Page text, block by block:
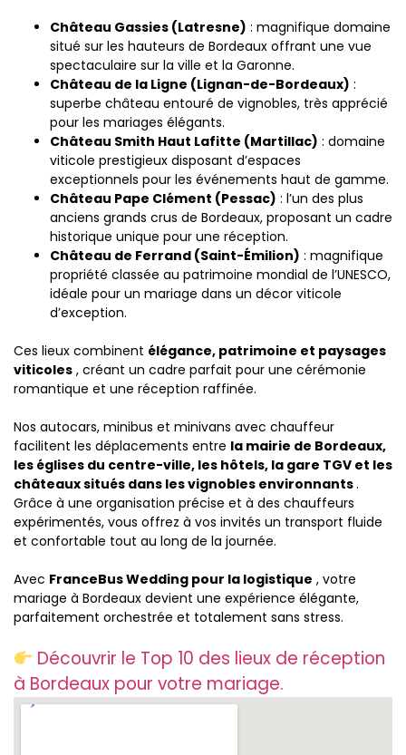
Château Gassies (Latresne) : magnifique domaine
situé sur les hauteurs de Bordeaux offrant une vue
spectaculaire sur la ville et la Garonne.
Château de la Ligne (Lignan-de-Bordeaux) :
superbe château entouré de vignobles, très apprécié
pour les mariages élégants.
Château Smith Haut Lafitte (Martillac) : domaine
viticole prestigieux disposant d’espaces
exceptionnels pour les événements haut de gamme.
Château Pape Clément (Pessac) : l’un des plus
anciens grands crus de Bordeaux, proposant un cadre
historique unique pour une réception.
Château de Ferrand (Saint-Émilion) : magnifique
propriété classée au patrimoine mondial de l’UNESCO,
idéale pour un mariage dans un décor viticole
d’exception.
Ces lieux combinent élégance, patrimoine et paysages
viticoles , créant un cadre parfait pour une cérémonie
romantique et une réception raffinée.
Nos autocars, minibus et minivans avec chauffeur
facilitent les déplacements entre la mairie de Bordeaux,
les églises du centre-ville, les hôtels, la gare TGV et les
châteaux situés dans les vignobles environnants.
Grâce à une organisation précise et à des chauffeurs
expérimentés, vous offrez à vos invités un transport fluide
et confortable tout au long de la journée.
Avec FranceBus Wedding pour la logistique , votre
mariage à Bordeaux devient une expérience élégante,
parfaitement orchestrée et totalement sans stress.
Découvrir le Top 10 des lieux de réception
à Bordeaux pour votre mariage.